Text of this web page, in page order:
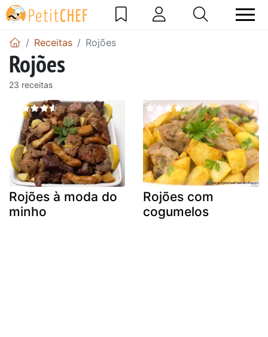
Receitas Rojões
Rojões
23 receitas
Rojões à moda do
minho
Rojões com
cogumelos